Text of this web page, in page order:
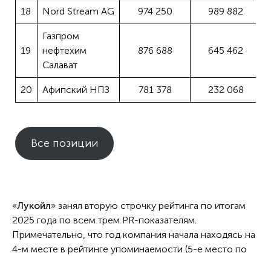
18 Nord Stream AG 974 250 989 882
19
Газпром
нефтехим
Салават
876 688 645 462
20 Афипский НПЗ 781 378 232 068
Все позиции
«Лукойл» занял вторую строчку рейтинга по итогам
2025 года по всем трем PR-показателям.
Примечательно, что год компания начала находясь на
4-м месте в рейтинге упоминаемости (5-е место по